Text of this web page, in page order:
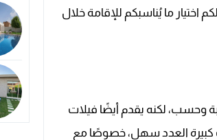
اختيار ما يُناسبكم للإقامة خلال
وحسب، لكنه يقدم أيضًا فيلات
كبيرة العدد سهل، خصوصًا مع